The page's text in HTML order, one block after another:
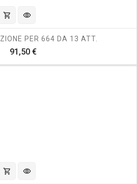
shopping_cart visibility
PER 664 DA 13 ATT.
91,50 €Prezzo
shopping_cart visibility